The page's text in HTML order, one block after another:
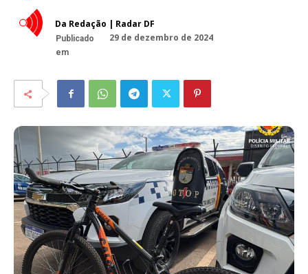
Da Redação | Radar DF
Publicado
em
29 de dezembro de 2024